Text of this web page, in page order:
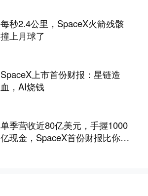
每秒2.4公里，SpaceX火箭残骸
撞上月球了
SpaceX上市首份财报：星链造
血，AI烧钱
单季营收近80亿美元，手握1000
亿现金，SpaceX首份财报比你想